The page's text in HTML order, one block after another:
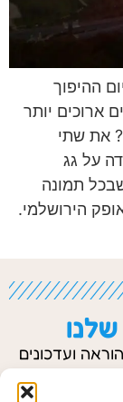
ההיפוך
ארוכים יותר
את שתי
על גג
תמונה
הירושלמי.
ועדכונים